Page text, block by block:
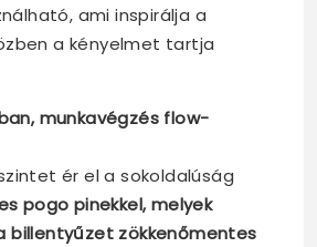
ami inspirálja a
a kényelmet tartja
munkavégzés flow-
ér el a sokoldalúság
pogo pinekkel, melyek
billentyűzet zökkenőmentes